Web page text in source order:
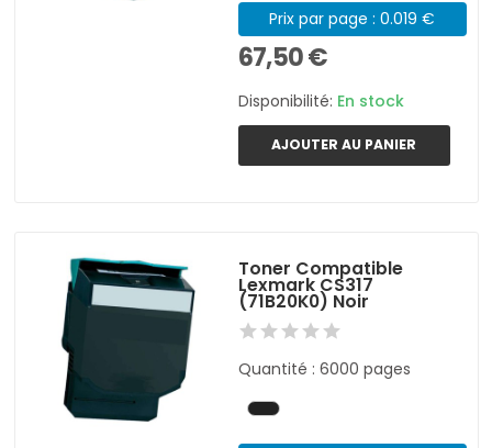
Prix par page : 0.019 €
67,50 €
Disponibilité: En stock
AJOUTER AU PANIER
Toner Compatible
Lexmark CS317
(71B20K0) Noir
Quantité : 6000 pages